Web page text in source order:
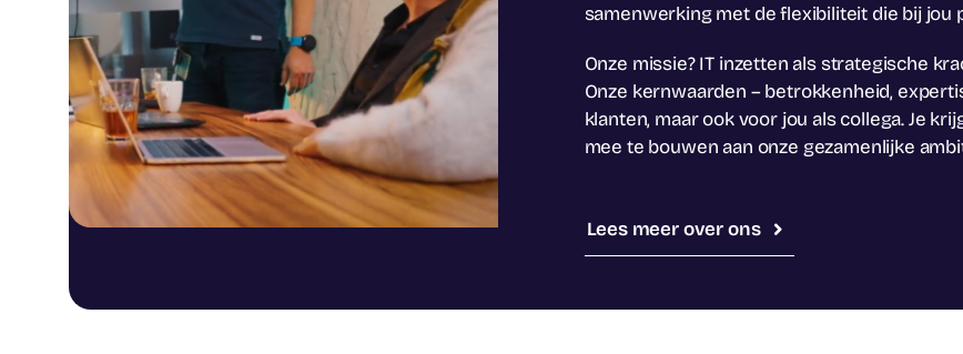
samenwerking met de flexibiliteit die bij jou
Onze missie? IT inzetten als strategische
Onze kernwaarden – betrokkenheid,
klanten, maar ook voor jou als collega. Je
mee te bouwen aan onze gezamenlijke
Lees meer over ons